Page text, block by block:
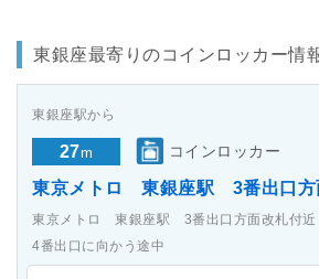
東銀座最寄りのコインロッカー情
東銀座駅から
27m コインロッカー
東京メトロ 東銀座駅 3番出口方
東京メトロ 東銀座駅 3番出口方面改札付近
4番出口に向かう途中